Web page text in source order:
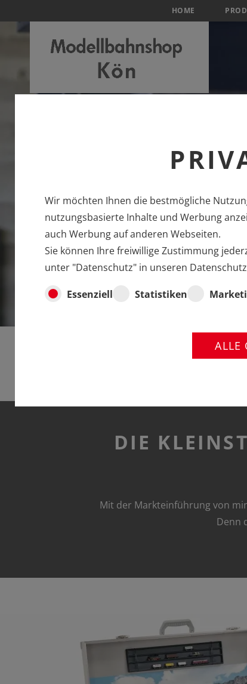
Wir möchten Ihnen die bestmögliche
nutzungsbasierte Inhalte und Werbung
auch Werbung auf anderen Webseiten.
Sie können Ihre freiwillige Zustimmung
unter "Datenschutz" in unseren
Essenziell Statistiken
ALLE
HOME
DIE
Mit der Markteinführung von
Denn